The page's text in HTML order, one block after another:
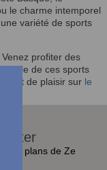
le charme intemporel
variété de sports
profiter des
de ces sports
et de plaisir sur le
plans de Ze